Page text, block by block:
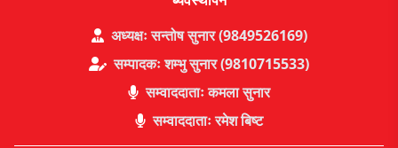
अध्यक्षः सन्तोष सुनार (9849526169)
सम्पादकः शम्भु सुनार (9810715533)
सम्वाददाताः कमला सुनार
सम्वाददाताः रमेश बिष्ट